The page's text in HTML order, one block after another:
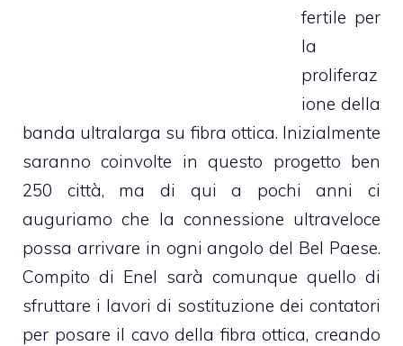
fertile per
la
proliferaz
ione della
banda ultralarga su fibra ottica. Inizialmente
saranno coinvolte in questo progetto ben
250 città, ma di qui a pochi anni ci
auguriamo che la connessione ultraveloce
possa arrivare in ogni angolo del Bel Paese.
Compito di Enel sarà comunque quello di
sfruttare i lavori di sostituzione dei contatori
per posare il cavo della fibra ottica, creando